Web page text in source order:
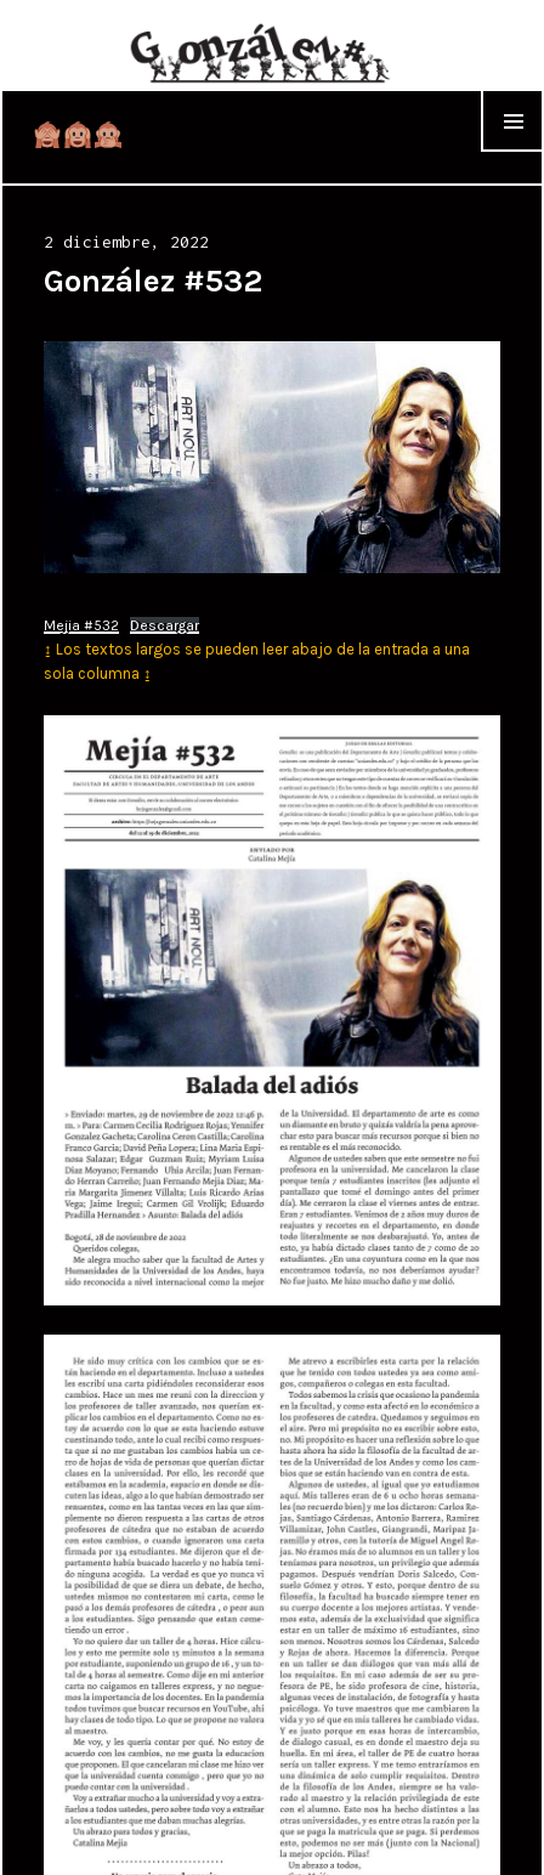
Posted
on
2 diciembre, 2022
González #532
Mejia #532 Descargar
↨ Los textos largos se pueden leer abajo de la entrada a una
sola columna ↨